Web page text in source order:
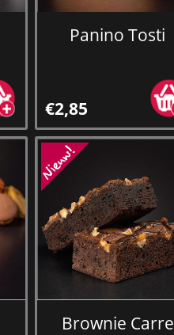
Panino Tosti
€2,85
Brownie Carre